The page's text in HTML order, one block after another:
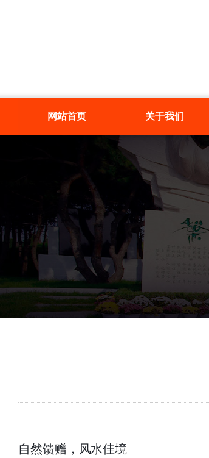
网站首页 关于我们
自然馈赠，风水佳境